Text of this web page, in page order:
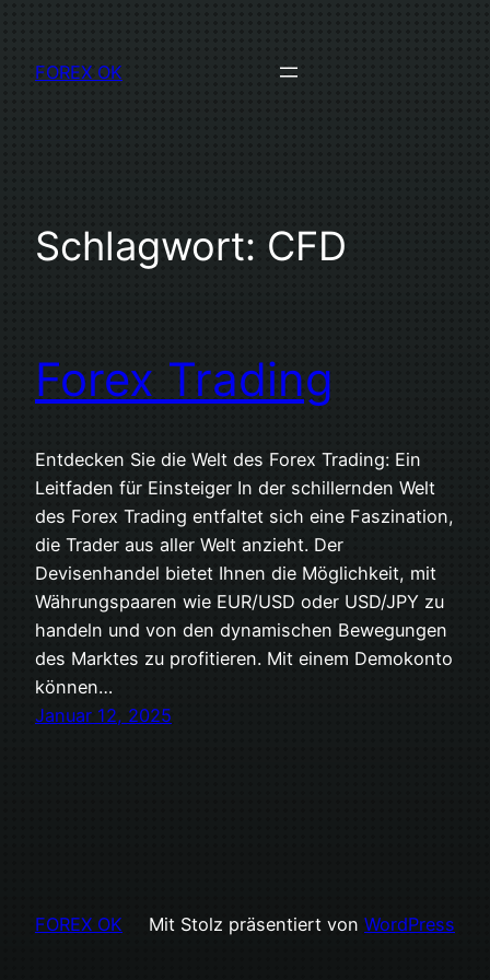
InhaltFOREX OK
Schlagwort: CFD
Forex Trading
Entdecken Sie die Welt des Forex Trading: Ein
Leitfaden für Einsteiger In der schillernden Welt
des Forex Trading entfaltet sich eine Faszination,
die Trader aus aller Welt anzieht. Der
Devisenhandel bietet Ihnen die Möglichkeit, mit
Währungspaaren wie EUR/USD oder USD/JPY zu
handeln und von den dynamischen Bewegungen
des Marktes zu profitieren. Mit einem Demokonto
können…
Januar 12, 2025
FOREX OK Mit Stolz präsentiert von WordPress